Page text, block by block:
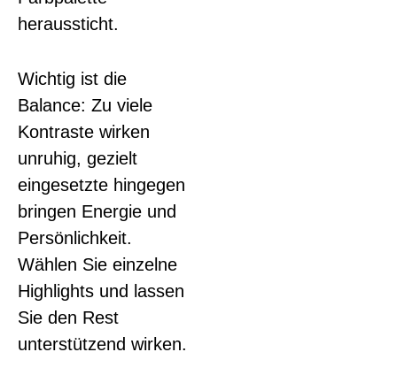
heraussticht.
Wichtig ist die
Balance: Zu viele
Kontraste wirken
unruhig, gezielt
eingesetzte hingegen
bringen Energie und
Persönlichkeit.
Wählen Sie einzelne
Highlights und lassen
Sie den Rest
unterstützend wirken.